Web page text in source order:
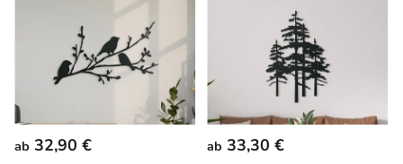
ab 32,90 € ab 33,30 €